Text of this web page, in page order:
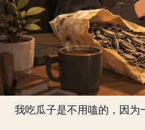
我吃瓜子是不用嗑的，因为